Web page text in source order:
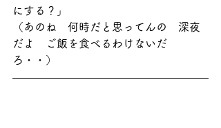
にする？」
（あのね　何時だと思ってんの　深夜
だよ　ご飯を食べるわけないだ
ろ・・）